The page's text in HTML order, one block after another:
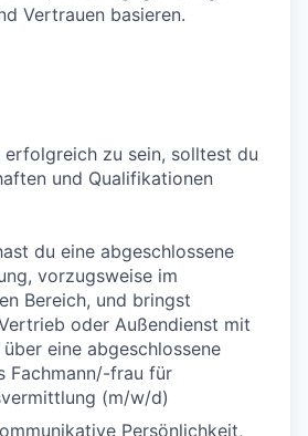
Vertrauen basieren.
erfolgreich zu sein, solltest du
und Qualifikationen
du eine abgeschlossene
vorzugsweise im
Bereich, und bringst
oder Außendienst mit
eine abgeschlossene
Fachmann/-frau für
(m/w/d)
Persönlichkeit,